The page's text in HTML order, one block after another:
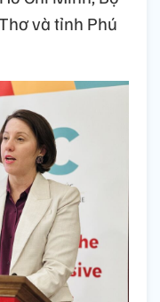
và tỉnh Phú